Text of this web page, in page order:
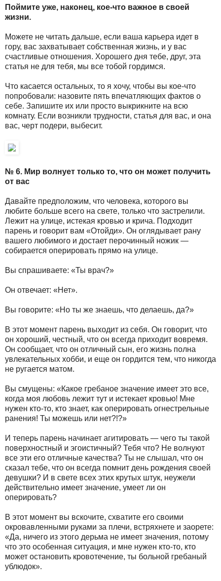
Поймите уже, наконец, кое-что важное в своей
жизни.
Можете не читать дальше, если ваша карьера идет в
гору, вас захватывает собственная жизнь, и у вас
счастливые отношения. Хорошего дня тебе, друг, эта
статья не для тебя, мы все тобой гордимся.
Что касается остальных, то я хочу, чтобы вы кое-что
попробовали: назовите пять впечатляющих фактов о
себе. Запишите их или просто выкрикните на всю
комнату. Если возникли трудности, статья для вас, и она
вас, черт подери, выбесит.
№ 6. Мир волнует только то, что он может получить
от вас
Давайте предположим, что человека, которого вы
любите больше всего на свете, только что застрелили.
Лежит на улице, истекая кровью и крича. Подходит
парень и говорит вам «Отойди». Он оглядывает рану
вашего любимого и достает перочинный ножик —
собирается оперировать прямо на улице.
Вы спрашиваете: «Ты врач?»
Он отвечает: «Нет».
Вы говорите: «Но ты же знаешь, что делаешь, да?»
В этот момент парень выходит из себя. Он говорит, что
он хороший, честный, что он всегда приходит вовремя.
Он сообщает, что он отличный сын, его жизнь полна
увлекательных хобби, и еще он гордится тем, что никогда
не ругается матом.
Вы смущены: «Какое гребаное значение имеет это все,
когда моя любовь лежит тут и истекает кровью! Мне
нужен кто-то, кто знает, как оперировать огнестрельные
ранения! Ты можешь или нет?!?»
И теперь парень начинает агитировать — чего ты такой
поверхностный и эгоистичный? Тебя что? Не волнуют
все эти его отличные качества? Ты не слышал, что он
сказал тебе, что он всегда помнит день рождения своей
девушки? И в свете всех этих крутых штук, неужели
действительно имеет значение, умеет ли он
оперировать?
В этот момент вы вскочите, схватите его своими
окровавленными руками за плечи, встряхнете и заорете:
«Да, ничего из этого дерьма не имеет значения, потому
что это особенная ситуация, и мне нужен кто-то, кто
может остановить кровотечение, ты больной гребаный
ублюдок».